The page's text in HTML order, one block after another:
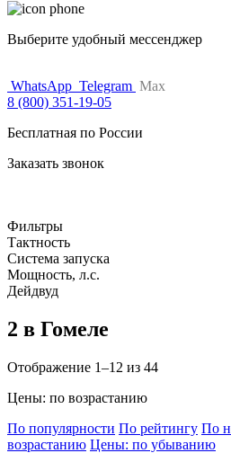
Выберите удобный мессенджер
WhatsApp Telegram Max
8 (800) 351-19-05
Бесплатная по России
Заказать звонок
Фильтры
Тактность
Система запуска
Мощность, л.с.
Дейдвуд
2 в Гомеле
Отображение 1–12 из 44
Цены: по возрастанию
По популярности По рейтингу По
возрастанию Цены: по убыванию